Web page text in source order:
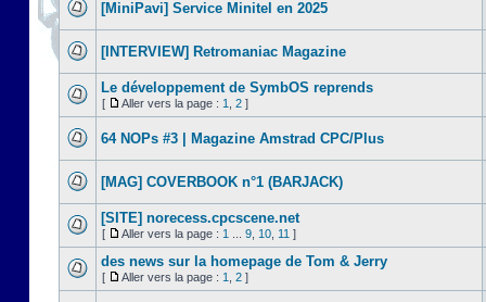
[MiniPavi] Service Minitel en 2025
[INTERVIEW] Retromaniac Magazine
Le développement de SymbOS reprends
[ Aller vers la page : 1 2 ]
64 NOPs #3 | Magazine Amstrad CPC/Plus
[MAG] COVERBOOK n°1 (BARJACK)
[SITE] norecess.cpcscene.net
[ Aller vers la page : 1 9 10 11 ]
des news sur la homepage de Tom & Jerry
[ Aller vers la page : 1 2 ]